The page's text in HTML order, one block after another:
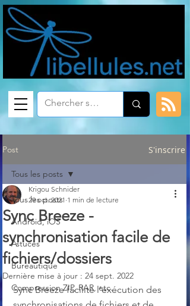
Post S'inscrire
Tous les posts
Android, iOS
Astuces
Bureautique
Compression ZIP, RAR, etc.
Tous les posts
Sync Breeze -
synchronisation facile de
fichiers/dossiers
Krigou Schnider
29 oct. 2021 1 min de lecture
Dernière mise à jour : 24 sept. 2022
Sync Breeze facilite l'exécution des